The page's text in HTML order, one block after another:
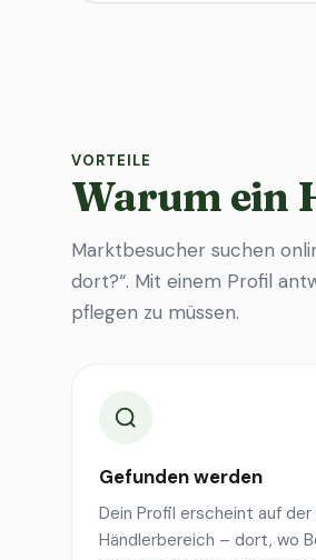
VORTEILE
Warum ein
Marktbesucher suchen
dort?“. Mit einem Profil
pflegen zu müssen.
Gefunden werden
Dein Profil erscheint auf
Händlerbereich – dort, wo